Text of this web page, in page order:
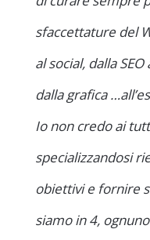
sfaccettature del
al social, dalla
dalla grafica
Io non credo ai
specializzandosi
obiettivi e fornire
siamo in 4,